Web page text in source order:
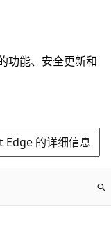
功能、安全更新和
的详细信息